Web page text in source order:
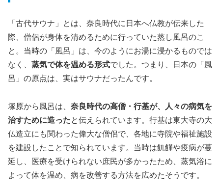
「古代サウナ」とは、奈良時代に日本へ仏教が伝来した
際、僧侶が身体を清めるために行っていた蒸し風呂のこ
と。当時の「風呂」は、今のようにお湯に浸かるものでは
なく、 蒸気で体を温める形式でした。つまり、日本の「風
呂」の原点は、実はサウナだったんです。
塚原から風呂は、 奈良時代の高僧・行基が、人々の病気を
治すために造ったと伝えられています。行基は東大寺の大
仏造立にも関わった偉大な僧侶で、各地に寺院や福祉施設
を建設したことで知られています。当時は飢饉や疫病が蔓
延し、医療を受けられない庶民が多かったため、蒸気浴に
よって体を温め、病を改善する方法を広めたそうです。